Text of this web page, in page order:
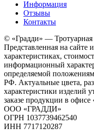
Информация
Отзывы
Контакты
© «Градди» —
Представленная на сайте
характеристиках,
информационный
определяемой
РФ. Актуальные цвета,
характеристики изделий
заказе продукции в офисе
ООО «ГРАДДИ»
ОГРН 1037739462540
ИНН 7717120287